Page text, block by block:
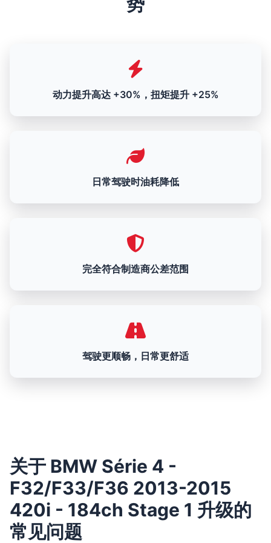
动力提升高达 +30%，扭矩提升 +25%
日常驾驶时油耗降低
完全符合制造商公差范围
驾驶更顺畅，日常更舒适
关于 BMW Série 4 -
F32/F33/F36 2013-2015
420i - 184ch Stage 1 升级的
常见问题